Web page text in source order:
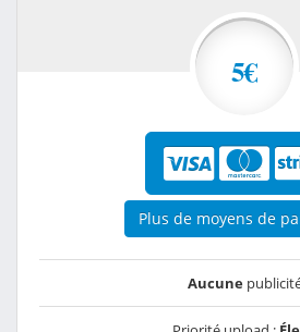
5€
Plus de moyens de
Aucune